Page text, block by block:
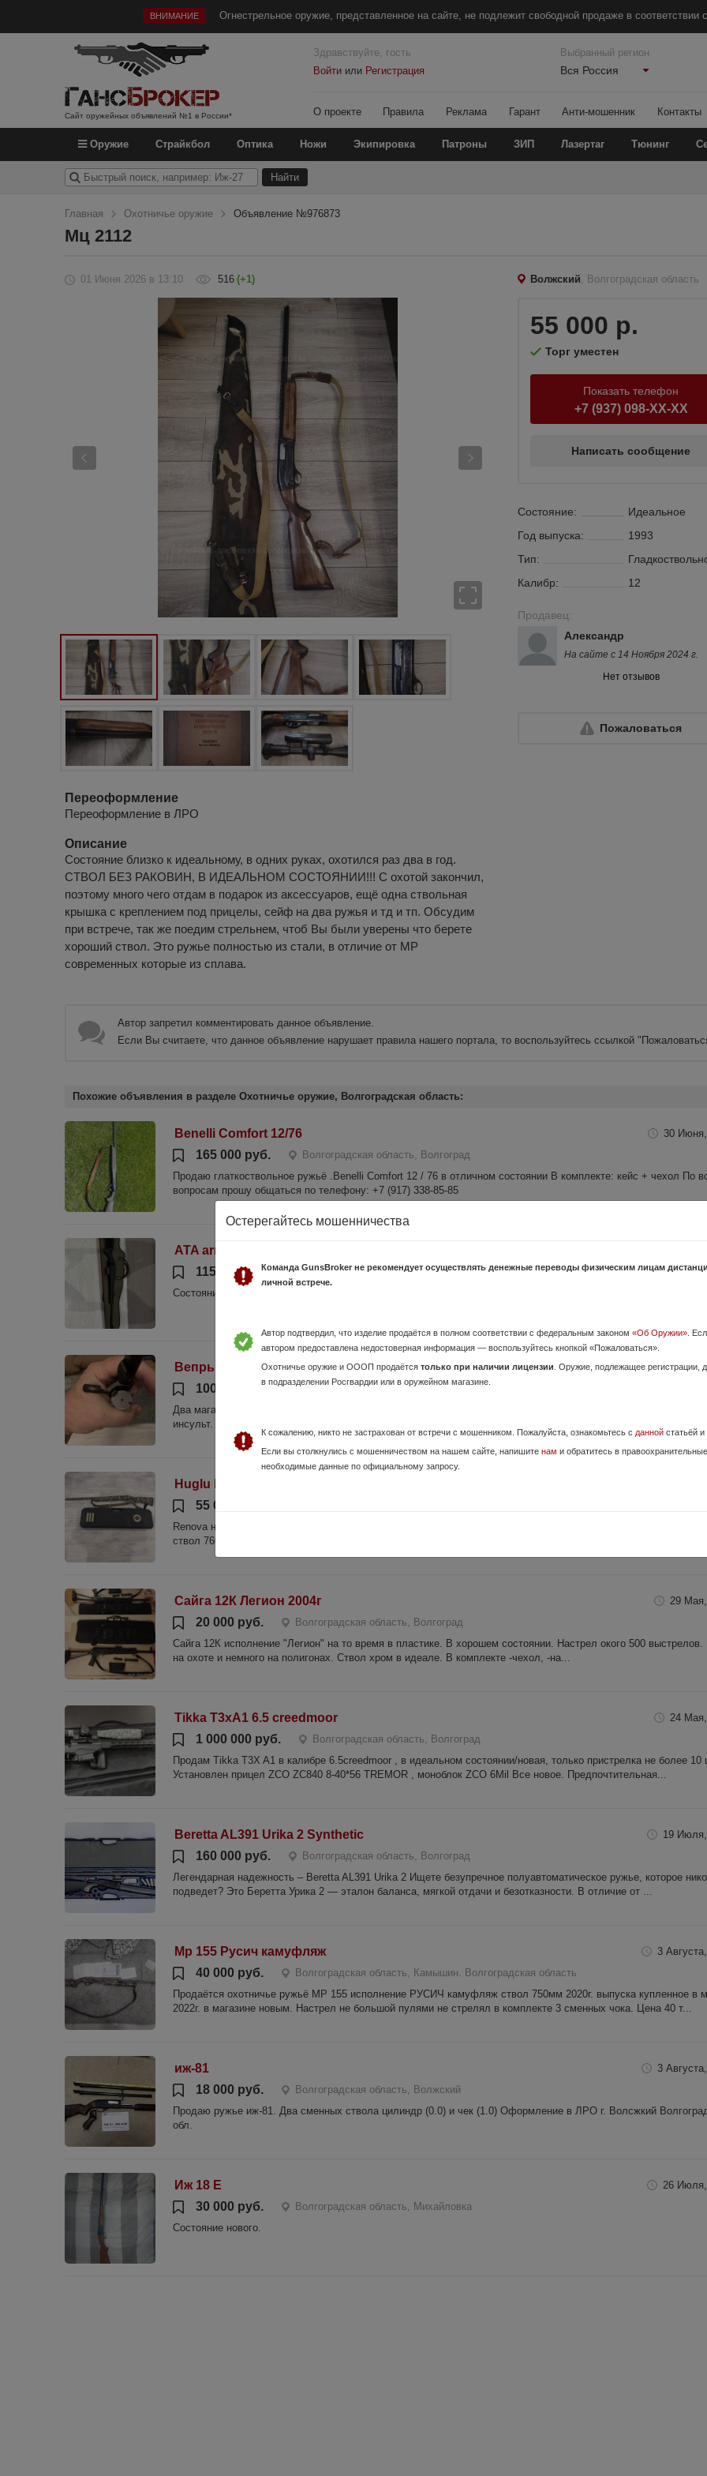
ВНИМАНИЕ Огнестрельное оружие, представленное на сайте, не подлежит свободной продаже в
Сайт оружейных объявлений №1 в России*
Здравствуйте, гость
Войтиили Регистрация
Выбранный регион
Вся Россия
О проекте Правила Реклама Гарант Анти-мошенник Контакты
Оружие Страйкбол Оптика Ножи Экипировка Патроны ЗИП Лазертаг Тюнинг
Главная Охотничье оружие Объявление №976873
Мц 2112
01 Июня 2026 в 13:10 516 (+1) Волжский, Волгоградская область
Переоформление
Переоформление в ЛРО
Описание
Состояние близко к идеальному, в одних руках, охотился раз два в год.
СТВОЛ БЕЗ РАКОВИН, В ИДЕАЛЬНОМ СОСТОЯНИИ!!! С охотой закончил,
поэтому много чего отдам в подарок из аксессуаров, ещё одна ствольная
крышка с креплением под прицелы, сейф на два ружья и тд и тп. Обсудим
при встрече, так же поедим стрельнем, чтоб Вы были уверены что берете
хороший ствол. Это ружье полностью из стали, в отличие от МР
современных которые из сплава.
55 000 р.
Торг уместен
Показать телефон
+7 (937) 098-XX-XX
Написать сообщение
Состояние:
Идеальное
Год выпуска:
1993
Тип:
Калибр:
12
Продавец:
Александр
На сайте с 14 Ноября 2024 г.
Нет отзывов
Пожаловаться
Автор запретил комментировать данное объявление.
Если Вы считаете, что данное объявление нарушает правила нашего портала, то воспользуйтесь ссылкой
Похожие объявления в разделе Охотничье оружие, Волгоградская область:
Benelli Comfort 12/76 30
165 000 руб.
Волгоградская область, Волгоград
Продаю глаткоствольное ружьё .Benelli Comfort 12 / 76 в отличном состоянии В комплекте: кейс + чехол По
вопросам прошу общаться по телефону: +7 (917) 338-85-85
ATA arms Turqua
115 000 руб.
Волгоградская область, Волгоград
Состояние нового. Переоформление в ЛРО г. Волгоград.
Вепрь ВПО-205-02 30
100 000 руб.
Волгоградская область, Волгоград
Два магазина на 8 и 4, трехточечный ремень, настрел 75штук, состояние ружья - идеальное. Причина продажи
инсульт. Продажа только по лицензии переоформление в ЛРО. Торг.
Huglu Renova на гарантии, как новое
55 000 руб.
Renova на гарантии, куплен новым весной в 2025 году,в заводском камуфляже криптек, настрел до 100
ствол 760 мм, комплект полный заводской ( 5 дульных насадок,3 затыльника, кейс,документация, га...
Сайга 12К Легион 2004г 29
20 000 руб.
Волгоградская область, Волгоград
Сайга 12К исполнение "Легион" на то время в пластике. В хорошем состоянии. Настрел окого 500
на охоте и немного на полигонах. Ствол хром в идеале. В комплекте -чехол, -на...
Tikka T3xA1 6.5 creedmoor 24
1 000 000 руб.
Волгоградская область, Волгоград
Продам Tikka T3X A1 в калибре 6.5creedmoor , в идеальном состоянии/новая, только пристрелка не более 10
Установлен прицел ZCO ZC840 8-40*56 TREMOR , моноблок ZCO 6Mil Все новое. Предпочтительная...
Beretta AL391 Urika 2 Synthetic 19
160 000 руб.
Волгоградская область, Волгоград
Легендарная надежность – Beretta AL391 Urika 2 Ищете безупречное полуавтоматическое ружье, которое
подведет? Это Беретта Урика 2 — эталон баланса, мягкой отдачи и безотказности. В отличие от ...
Мр 155 Русич камуфляж 3
40 000 руб.
Волгоградская область, Камышин. Волгоградская область
Продаётся охотничье ружьё МР 155 исполнение РУСИЧ камуфляж ствол 750мм 2020г. выпуска купленное в
2022г. в магазине новым. Настрел не большой пулями не стрелял в комплекте 3 сменных чока. Цена 40 т...
иж-81 3
18 000 руб.
Волгоградская область, Волжский
Продаю ружье иж-81. Два сменных ствола цилиндр (0.0) и чек (1.0) Оформление в ЛРО г. Волсжкий
обл.
Иж 18 Е 26
30 000 руб.
Волгоградская область, Михайловка
Состояние нового.
Остерегайтесь мошенничества
Команда GunsBroker не рекомендует осуществлять денежные переводы физическим лицам
личной встрече.
Автор подтвердил, что изделие продаётся в полном соответствии с федеральным законом «Об Оружии» .
автором предоставлена недостоверная информация — воспользуйтесь кнопкой «Пожаловаться».
Охотничье оружие и ОООП продаётся только при наличии лицензии . Оружие, подлежащее
в подразделении Росгвардии или в оружейном магазине.
К сожалению, никто не застрахован от встречи с мошенником. Пожалуйста, ознакомьтесь с данной статьёй и
Если вы столкнулись с мошенничеством на нашем сайте, напишите нам и обратитесь в
необходимые данные по официальному запросу.